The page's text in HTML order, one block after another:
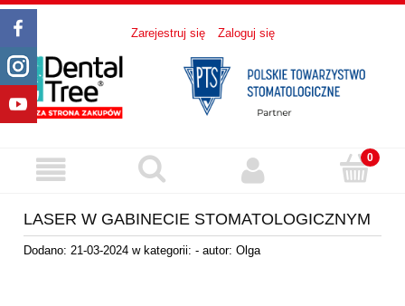
Zarejestruj się Zaloguj się
LASER W GABINECIE STOMATOLOGICZNYM
Dodano: 21-03-2024 w kategorii: - autor: Olga